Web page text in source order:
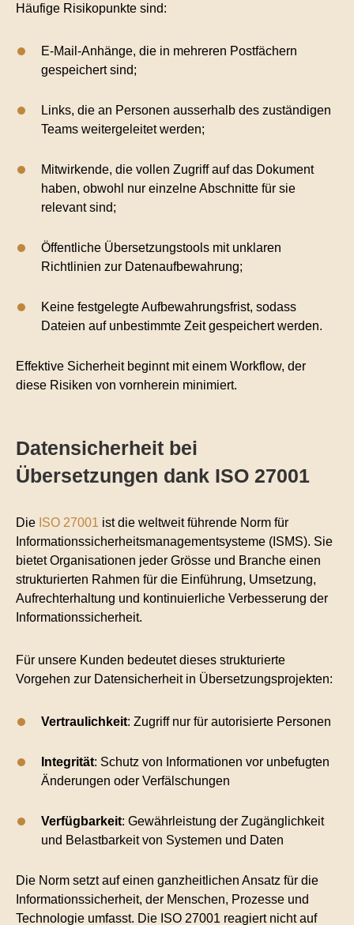
Häufige Risikopunkte sind:
E-Mail-Anhänge, die in mehreren Postfächern
gespeichert sind;
Links, die an Personen ausserhalb des zuständigen
Teams weitergeleitet werden;
Mitwirkende, die vollen Zugriff auf das Dokument
haben, obwohl nur einzelne Abschnitte für sie
relevant sind;
Öffentliche Übersetzungstools mit unklaren
Richtlinien zur Datenaufbewahrung;
Keine festgelegte Aufbewahrungsfrist, sodass
Dateien auf unbestimmte Zeit gespeichert werden.
Effektive Sicherheit beginnt mit einem Workflow, der
diese Risiken von vornherein minimiert.
Datensicherheit bei
Übersetzungen dank ISO 27001
Die ISO 27001 ist die weltweit führende Norm für
Informationssicherheitsmanagementsysteme (ISMS). Sie
bietet Organisationen jeder Grösse und Branche einen
strukturierten Rahmen für die Einführung, Umsetzung,
Aufrechterhaltung und kontinuierliche Verbesserung der
Informationssicherheit.
Für unsere Kunden bedeutet dieses strukturierte
Vorgehen zur Datensicherheit in Übersetzungsprojekten:
Vertraulichkeit: Zugriff nur für autorisierte Personen
Integrität: Schutz von Informationen vor unbefugten
Änderungen oder Verfälschungen
Verfügbarkeit: Gewährleistung der Zugänglichkeit
und Belastbarkeit von Systemen und Daten
Die Norm setzt auf einen ganzheitlichen Ansatz für die
Informationssicherheit, der Menschen, Prozesse und
Technologie umfasst. Die ISO 27001 reagiert nicht auf